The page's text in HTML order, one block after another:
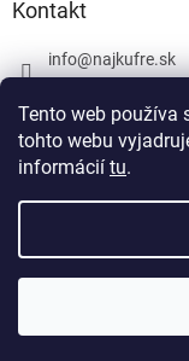
Tento web používa
tohto webu
informácií tu.
Kontakt
info@najkufre.sk
Facebook